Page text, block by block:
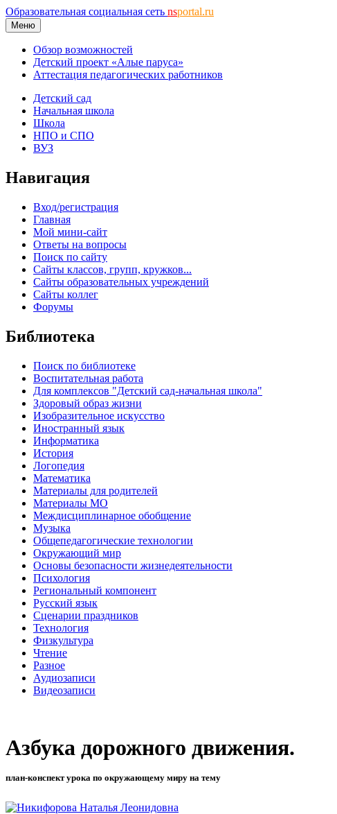
Образовательная социальная сеть nsportal.ru
Меню
Обзор возможностей
Детский проект «Алые паруса»
Аттестация педагогических работников
Детский сад
Начальная школа
Школа
НПО и СПО
ВУЗ
Навигация
Вход/регистрация
Главная
Мой мини-сайт
Ответы на вопросы
Поиск по сайту
Сайты классов, групп, кружков...
Сайты образовательных учреждений
Сайты коллег
Форумы
Библиотека
Поиск по библиотеке
Воспитательная работа
Для комплексов "Детский сад-начальная школа"
Здоровый образ жизни
Изобразительное искусство
Иностранный язык
Информатика
История
Логопедия
Математика
Материалы для родителей
Материалы МО
Междисциплинарное обобщение
Музыка
Общепедагогические технологии
Окружающий мир
Основы безопасности жизнедеятельности
Психология
Региональный компонент
Русский язык
Сценарии праздников
Технология
Физкультура
Чтение
Разное
Аудиозаписи
Видеозаписи
Азбука дорожного движения.
план-конспект урока по окружающему миру на тему